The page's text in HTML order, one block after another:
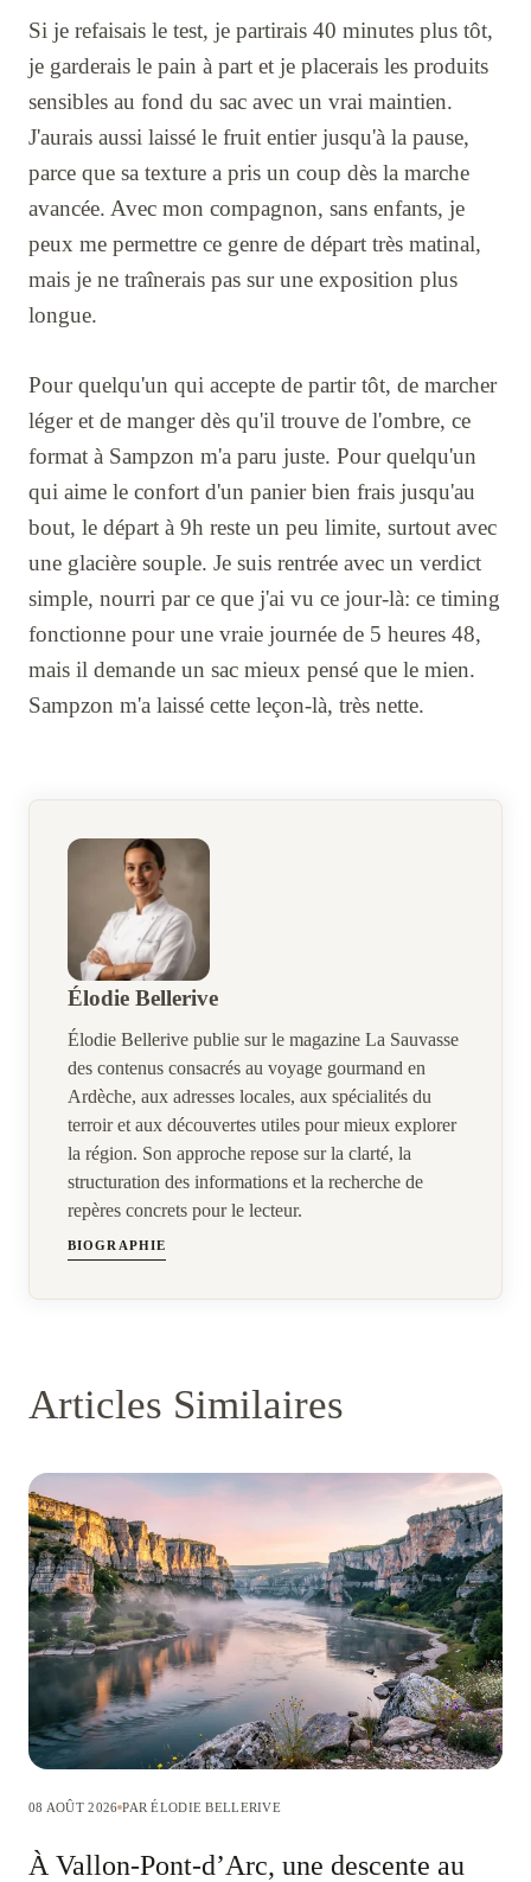
Si je refaisais le test, je partirais 40 minutes plus tôt,
je garderais le pain à part et je placerais les produits
sensibles au fond du sac avec un vrai maintien.
J'aurais aussi laissé le fruit entier jusqu'à la pause,
parce que sa texture a pris un coup dès la marche
avancée. Avec mon compagnon, sans enfants, je
peux me permettre ce genre de départ très matinal,
mais je ne traînerais pas sur une exposition plus
longue.
Pour quelqu'un qui accepte de partir tôt, de marcher
léger et de manger dès qu'il trouve de l'ombre, ce
format à Sampzon m'a paru juste. Pour quelqu'un
qui aime le confort d'un panier bien frais jusqu'au
bout, le départ à 9h reste un peu limite, surtout avec
une glacière souple. Je suis rentrée avec un verdict
simple, nourri par ce que j'ai vu ce jour-là: ce timing
fonctionne pour une vraie journée de 5 heures 48,
mais il demande un sac mieux pensé que le mien.
Sampzon m'a laissé cette leçon-là, très nette.
Élodie Bellerive
Élodie Bellerive publie sur le magazine La Sauvasse
des contenus consacrés au voyage gourmand en
Ardèche, aux adresses locales, aux spécialités du
terroir et aux découvertes utiles pour mieux explorer
la région. Son approche repose sur la clarté, la
structuration des informations et la recherche de
repères concrets pour le lecteur.
BIOGRAPHIE
Articles Similaires
08 AOÛT 2026 PAR ÉLODIE BELLERIVE
À Vallon-Pont-d’Arc, une descente au